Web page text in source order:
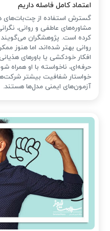
اعتماد کامل فاصله داریم
گسترش استفاده از
مشاوره‌های عاطفی و روانی،
کرده است. پژوهشگران
روانی بهتر شده‌اند، اما
افکار خودکشی یا باورهای
حرفه‌ای، ناخواسته با او همراه
خواستار شفافیت بیشتر
آزمون‌های ایمنی مدل‌ها هستند.